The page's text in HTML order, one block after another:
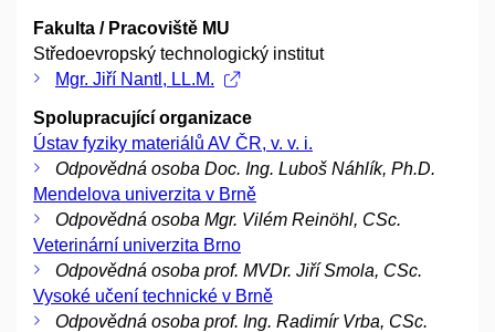
Fakulta / Pracoviště MU
Středoevropský technologický institut
Mgr. Jiří Nantl, LL.M.
Spolupracující organizace
Ústav fyziky materiálů AV ČR, v. v. i.
Odpovědná osoba Doc. Ing. Luboš Náhlík, Ph.D.
Mendelova univerzita v Brně
Odpovědná osoba Mgr. Vilém Reinöhl, CSc.
Veterinární univerzita Brno
Odpovědná osoba prof. MVDr. Jiří Smola, CSc.
Vysoké učení technické v Brně
Odpovědná osoba prof. Ing. Radimír Vrba, CSc.